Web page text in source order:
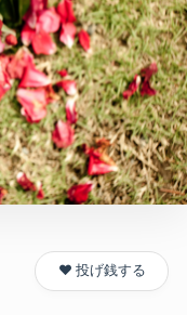
❤️ 投げ銭する